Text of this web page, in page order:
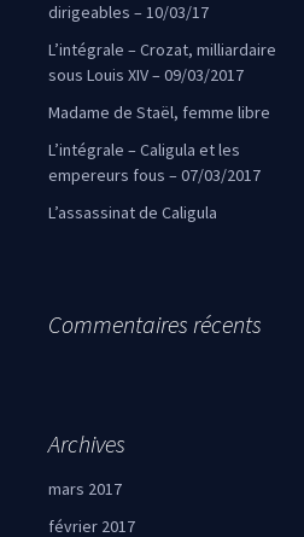
dirigeables – 10/03/17
L’intégrale – Crozat, milliardaire
sous Louis XIV – 09/03/2017
Madame de Staël, femme libre
L’intégrale – Caligula et les
empereurs fous – 07/03/2017
L’assassinat de Caligula
Commentaires récents
Archives
mars 2017
février 2017